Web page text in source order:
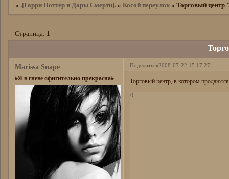
» .[Гарри Поттер и Дары Смерти]. » Косой переулок » Торговый
Страница: 1
Поделиться2008-07-22 15:17:27
Marissa Snape
#Я в гневе офигительно прекрасна#
Торговый центр, в котором
0